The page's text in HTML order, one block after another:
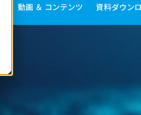
動画 ＆ コンテンツ 資料ダウン